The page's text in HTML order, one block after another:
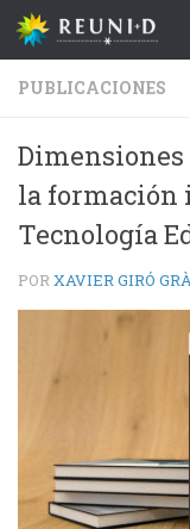
Saltar al
PUBLICACIONES
la formación
Tecnología
PORXAVIER GIRÓ